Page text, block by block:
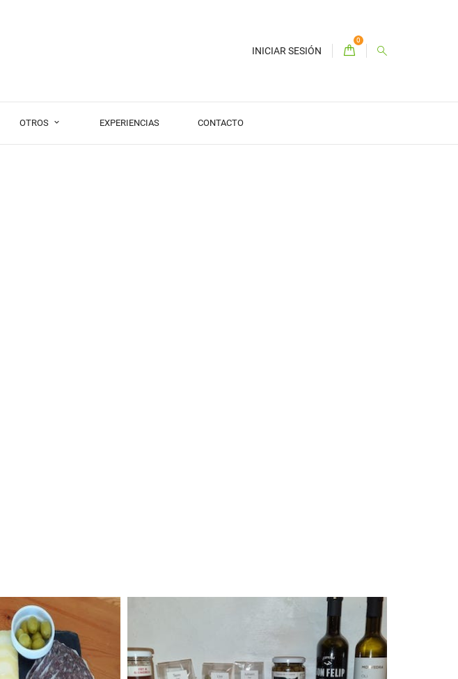
INICIAR SESIÓN
0
OTROS EXPERIENCIAS CONTACTO